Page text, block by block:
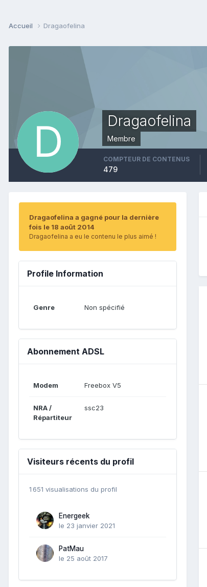
Accueil Dragaofelina
Dragaofelina
Membre
COMPTEUR DE CONTENUS
479
Dragaofelina a gagné pour la dernière
fois le 18 août 2014
Dragaofelina a eu le contenu le plus aimé !
Profile Information
Genre Non spécifié
Abonnement ADSL
Modem Freebox V5
NRA /
Répartiteur
ssc23
Visiteurs récents du profil
1 651 visualisations du profil
Energeek
le 23 janvier 2021
PatMau
le 25 août 2017